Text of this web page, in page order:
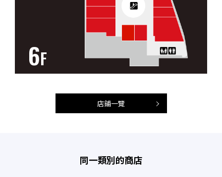
6F
店鋪一覽
同一類別的商店